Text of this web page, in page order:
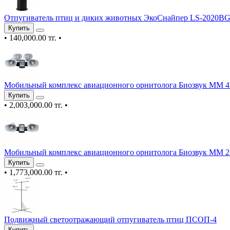
Отпугиватель птиц и диких животных ЭкоСнайпер LS-2020BG
Купить
• 140,000.00 тг. •
Мобильный комплекс авиационного орнитолога Биозвук ММ
Купить
• 2,003,000.00 тг. •
Мобильный комплекс авиационного орнитолога Биозвук ММ
Купить
• 1,773,000.00 тг. •
Подвижный светоотражающий отпугиватель птиц ПСОП-4